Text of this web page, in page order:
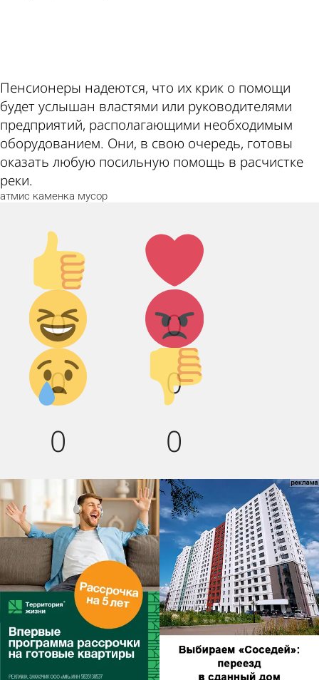
Пенсионеры надеются, что их крик о помощи
будет услышан властями или руководителями
предприятий, располагающими необходимым
оборудованием. Они, в свою очередь, готовы
оказать любую посильную помощь в расчистке
реки.
атмис каменка мусор
Палец
вверх!
0
Лайк!
0
Дикий
смех!
0
Агрессия!
0
Грусть :(
0
Палец
вниз!
0